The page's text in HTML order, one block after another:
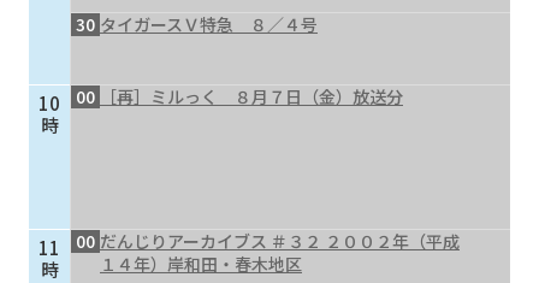
10
時
11
時
30 タイガースＶ特急 ８／４号
00 ［再］ミルっく ８月７日（金）放送分
00 だんじりアーカイブス ＃３２ ２００２年（平成
１４年）岸和田・春木地区